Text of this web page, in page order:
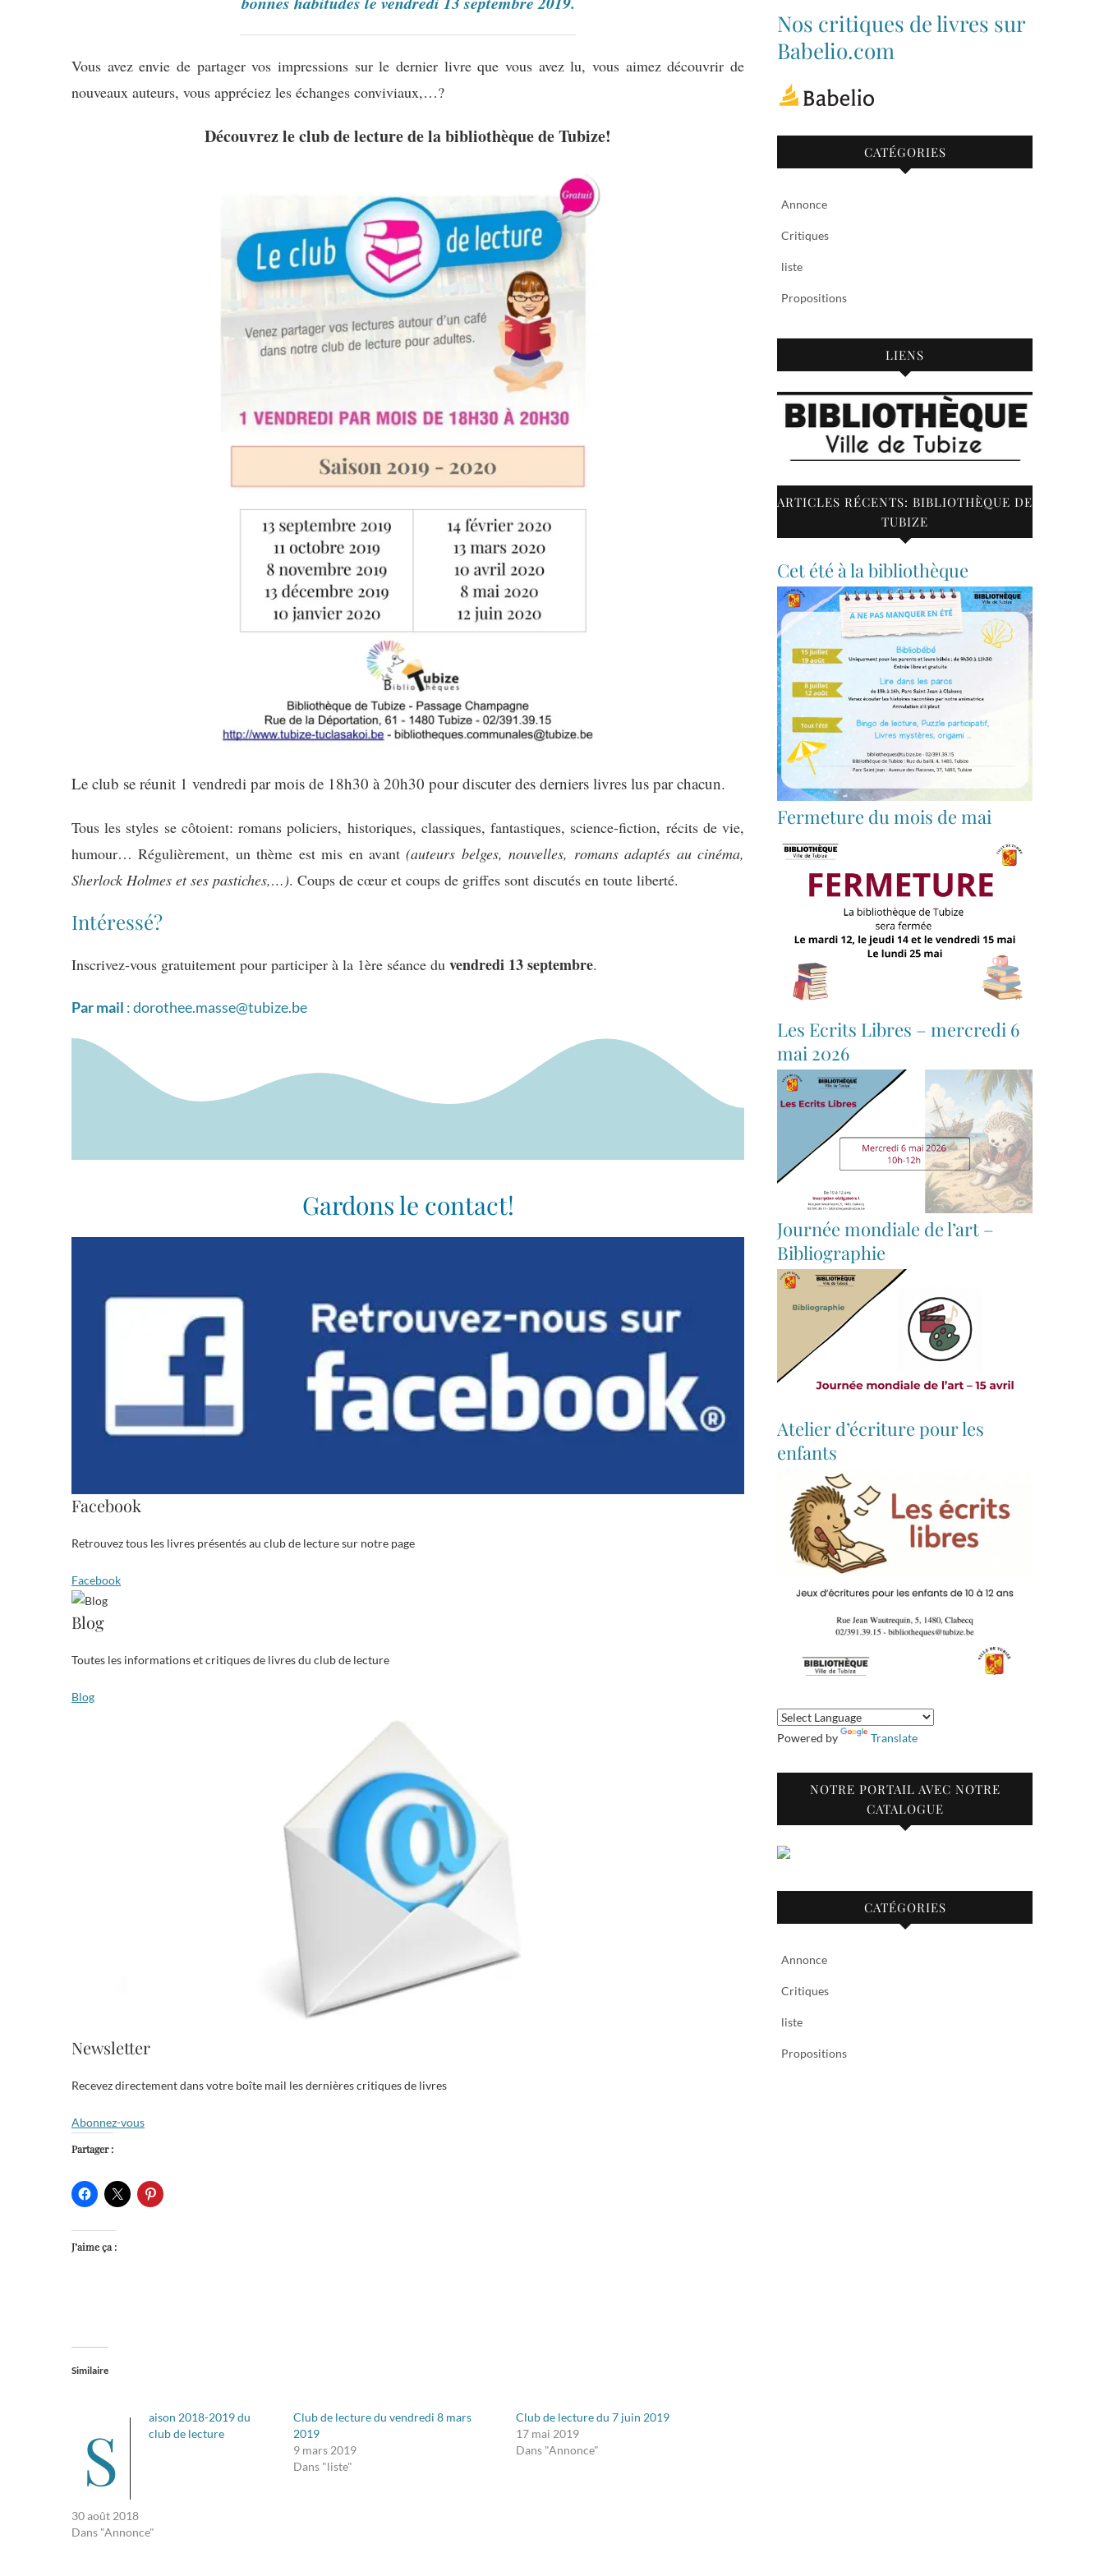
Vous avez envie de partager vos impressions sur le dernier livre que vous avez lu, vous aimez découvrir de
nouveaux auteurs, vous appréciez les échanges conviviaux,…?
Découvrez le club de lecture de la bibliothèque de Tubize!
Le club se réunit 1 vendredi par mois de 18h30 à 20h30 pour discuter des derniers livres lus par chacun.
Tous les styles se côtoient: romans policiers, historiques, classiques, fantastiques, science-fiction, récits de vie,
humour… Régulièrement, un thème est mis en avant(auteurs belges, nouvelles, romans adaptés au cinéma,
Sherlock Holmes et ses pastiches,…). Coups de cœur et coups de griffes sont discutés en toute liberté.
Intéressé?
Inscrivez-vous gratuitement pour participer à la 1ère séance du vendredi 13 septembre.
Par mail : dorothee.masse@tubize.be
Gardons le contact!
Facebook
Retrouvez tous les livres présentés au club de lecture sur notre page
Facebook
Blog
Toutes les informations et critiques de livres du club de lecture
Blog
Newsletter
Recevez directement dans votre boîte mail les dernières critiques de livres
Abonnez-vous
Partager :
J’aime ça :
Similaire
S
aison 2018-2019 du
club de lecture
30 août 2018
Dans "Annonce"
Club de lecture du vendredi 8 mars
2019
9 mars 2019
Dans "liste"
Club de lecture du 7 juin 2019
17 mai 2019
Dans "Annonce"
bibliothequetubize
sur
Facebook
Tuclasakoi
sur
Twitter
Nos critiques de livres sur
Babelio.com
CATÉGORIES
Annonce
Critiques
liste
Propositions
LIENS
ARTICLES RÉCENTS: BIBLIOTHÈQUE DE
TUBIZE
Cet été à la bibliothèque
Fermeture du mois de mai
Les Ecrits Libres – mercredi 6
mai 2026
Journée mondiale de l’art –
Bibliographie
Atelier d’écriture pour les
enfants
Powered by Translate
NOTRE PORTAIL AVEC NOTRE
CATALOGUE
CATÉGORIES
Annonce
Critiques
liste
Propositions